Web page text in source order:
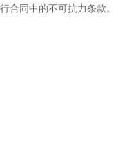
合同中的不可抗力条款。